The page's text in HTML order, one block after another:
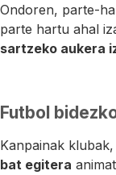
Ondoren, parte-
parte hartu ahal
sartzeko aukera
Futbol
Kanpainak
bat egitera